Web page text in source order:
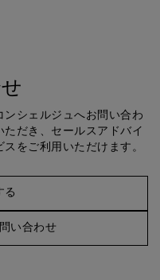
シェルジュへお問い合わ
だき、セールスアドバイ
をご利用いただけます。
る
い合わせ